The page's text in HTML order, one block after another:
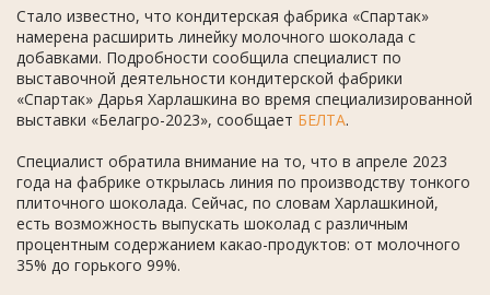
Стало известно, что кондитерская фабрика «Спартак»
намерена расширить линейку молочного шоколада с
добавками. Подробности сообщила специалист по
выставочной деятельности кондитерской фабрики
«Спартак» Дарья Харлашкина во время специализированной
выставки «Белагро-2023», сообщает БЕЛТА.
Специалист обратила внимание на то, что в апреле 2023
года на фабрике открылась линия по производству тонкого
плиточного шоколада. Сейчас, по словам Харлашкиной,
есть возможность выпускать шоколад с различным
процентным содержанием какао-продуктов: от молочного
35% до горького 99%.